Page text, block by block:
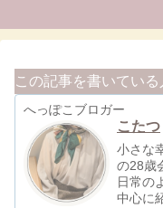
この記事を書いている
へっぽこブロガー
こたつ
小さな
の28歳
日常の
中心に